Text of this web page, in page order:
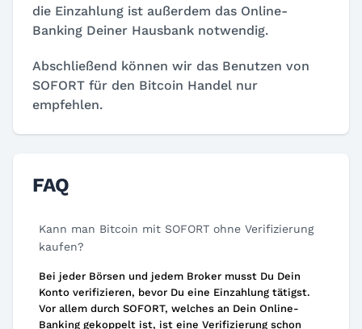
die Einzahlung ist außerdem das Online-
Banking Deiner Hausbank notwendig.
Abschließend können wir das Benutzen von
SOFORT für den Bitcoin Handel nur
empfehlen.
FAQ
Kann man Bitcoin mit SOFORT ohne Verifizierung
kaufen?
Bei jeder Börsen und jedem Broker musst Du Dein
Konto verifizieren, bevor Du eine Einzahlung tätigst.
Vor allem durch SOFORT, welches an Dein Online-
Banking gekoppelt ist, ist eine Verifizierung schon